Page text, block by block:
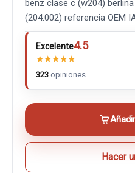
benz clase c (w204)
(204.002) referencia OEM
Excelente4.5
★★★★★
323 opiniones
Hacer